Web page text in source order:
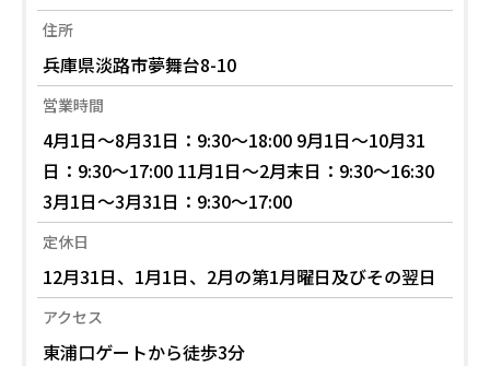
住所
兵庫県淡路市夢舞台8-10
営業時間
4月1日～8月31日：9:30～18:00 9月1日～10月31
日：9:30～17:00 11月1日～2月末日：9:30～16:30
3月1日～3月31日：9:30～17:00
定休日
12月31日、1月1日、2月の第1月曜日及びその翌日
アクセス
東浦口ゲートから徒歩3分